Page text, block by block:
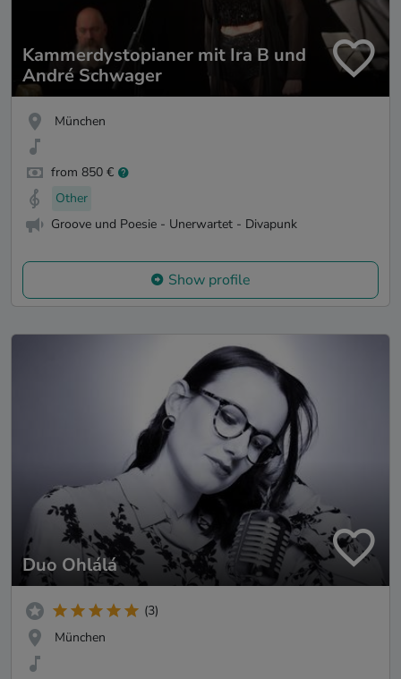
Kammerdystopianer mit Ira B und
André Schwager
München
from 850 €
Other
Groove und Poesie - Unerwartet - Divapunk
Show profile
Duo Ohlálá
(3)
München